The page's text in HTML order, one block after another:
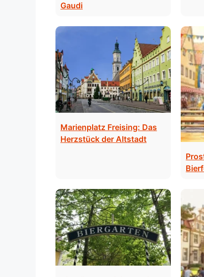
Gaudi
Marienplatz Freising: Das
Herzstück der Altstadt